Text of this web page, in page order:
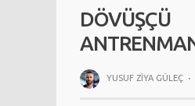
DÖVÜŞÇÜ
YUSUF ZIYA GÜLEÇ ·